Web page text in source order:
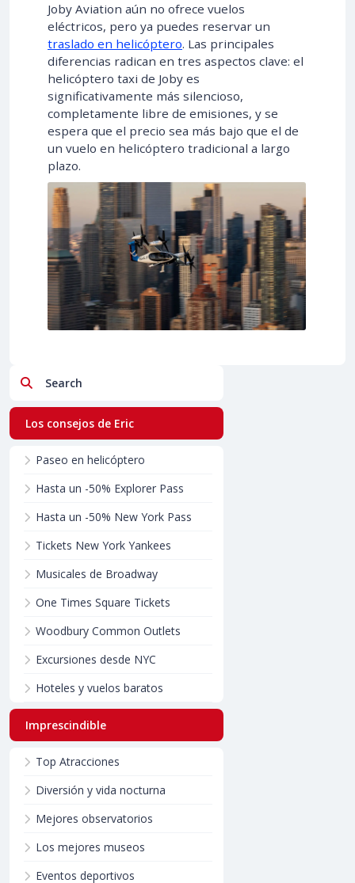
Joby Aviation aún no ofrece vuelos
eléctricos, pero ya puedes reservar un
traslado en helicóptero. Las principales
diferencias radican en tres aspectos clave: el
helicóptero taxi de Joby es
significativamente más silencioso,
completamente libre de emisiones, y se
espera que el precio sea más bajo que el de
un vuelo en helicóptero tradicional a largo
plazo.
Search
Los consejos de Eric
Paseo en helicóptero
Hasta un -50% Explorer Pass
Hasta un -50% New York Pass
Tickets New York Yankees
Musicales de Broadway
One Times Square Tickets
Woodbury Common Outlets
Excursiones desde NYC
Hoteles y vuelos baratos
Imprescindible
Top Atracciones
Diversión y vida nocturna
Mejores observatorios
Los mejores museos
Eventos deportivos